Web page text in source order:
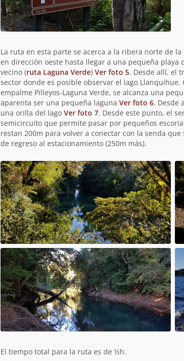
La ruta en esta parte se acerca a la ribera norte de la
en dirección oeste hasta llegar a una pequeña
vecino (ruta Laguna Verde) Ver foto 5. Desde allí, el
sector donde es posible observar el lago Llanquihue.
empalme Pilleyos-Laguna Verde, se alcanza una
aparenta ser una pequeña laguna Ver foto 6. Desde
una orilla del lago Ver foto 7. Desde este punto, el
semicircuito que permite pasar por pequeños
restan 200m para volver a conectar con la senda
de regreso al estacionamiento (250m más).
El tiempo total para la ruta es de ½h.